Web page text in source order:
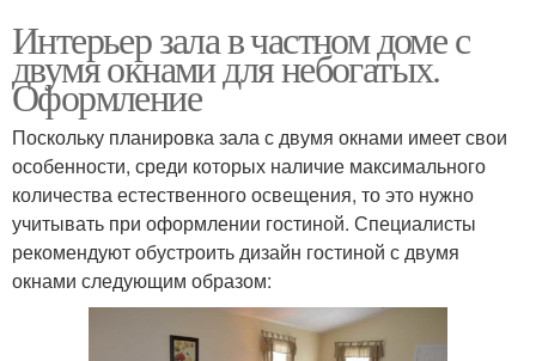
Интерьер зала в частном доме с
двумя окнами для небогатых.
Оформление
Поскольку планировка зала с двумя окнами имеет свои
особенности, среди которых наличие максимального
количества естественного освещения, то это нужно
учитывать при оформлении гостиной. Специалисты
рекомендуют обустроить дизайн гостиной с двумя
окнами следующим образом: